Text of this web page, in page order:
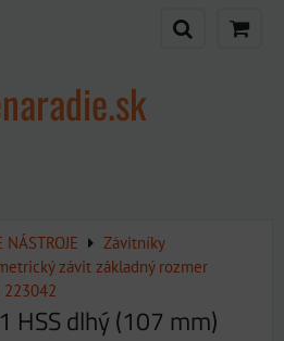
Závitníky
závit základný rozmer
223042
HSS dlhý (107 mm)